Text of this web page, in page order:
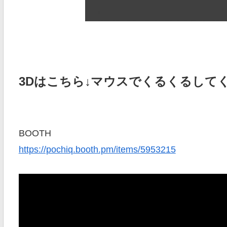
3Dはこちら↓マウスでくるくるして
BOOTH
https://pochiq.booth.pm/items/5953215